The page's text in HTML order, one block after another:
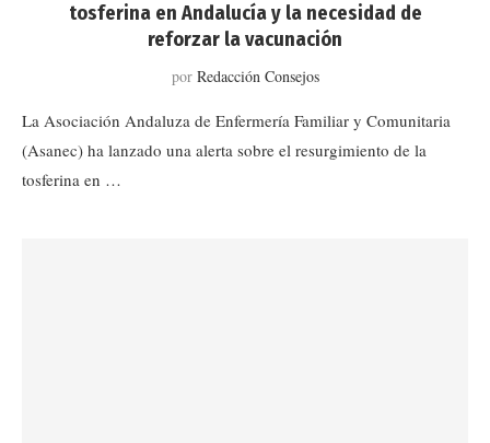
tosferina en Andalucía y la necesidad de
reforzar la vacunación
por Redacción Consejos
La Asociación Andaluza de Enfermería Familiar y Comunitaria
(Asanec) ha lanzado una alerta sobre el resurgimiento de la
tosferina en …